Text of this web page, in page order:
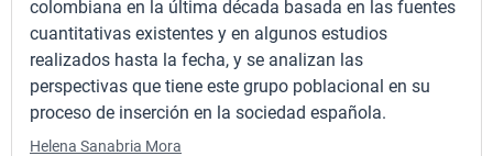
colombiana en la última década basada en las fuentes
cuantitativas existentes y en algunos estudios
realizados hasta la fecha, y se analizan las
perspectivas que tiene este grupo poblacional en su
proceso de inserción en la sociedad española.
Helena Sanabria Mora